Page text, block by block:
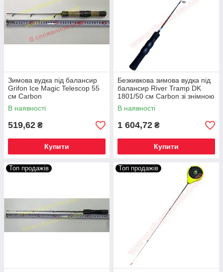
Зимова вудка під балансир
Grifon Ice Magic Telescop 55
см Carbon
В наявності
519,62 ₴
Купити
Безкивкова зимова вудка під
балансир River Tramp DK
1801/50 см Carbon зі знімною
ручкою
В наявності
1 604,72 ₴
Купити
Топ продажів Топ продажів